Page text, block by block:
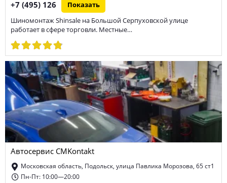
+7 (495) 126 Показать
Шиномонтаж Shinsale на Большой Серпуховской улице
работает в сфере торговли. Местные…
Автосервис CMKontakt
Московская область, Подольск, улица Павлика Морозова, 65 ст1
Пн-Пт: 10:00—20:00